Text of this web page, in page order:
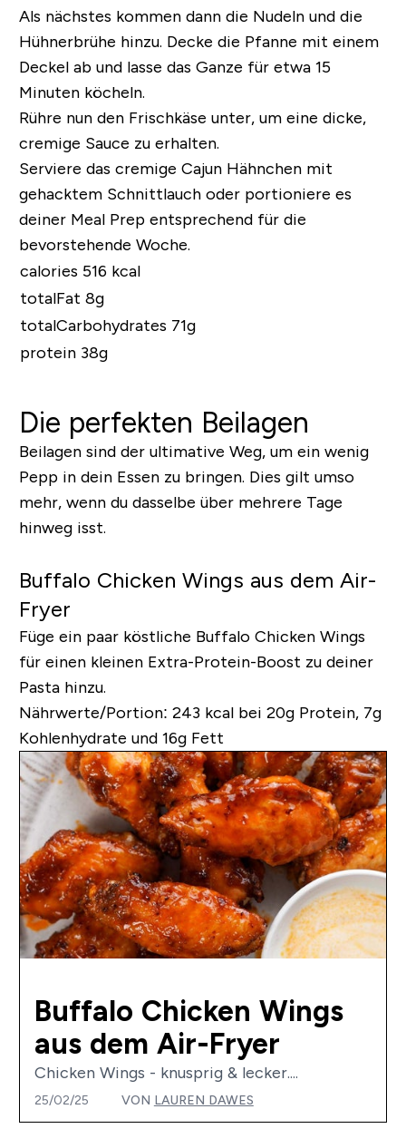
Als nächstes kommen dann die Nudeln und die
Hühnerbrühe hinzu. Decke die Pfanne mit einem
Deckel ab und lasse das Ganze für etwa 15
Minuten köcheln.
Rühre nun den Frischkäse unter, um eine dicke,
cremige Sauce zu erhalten.
Serviere das cremige Cajun Hähnchen mit
gehacktem Schnittlauch oder portioniere es
deiner Meal Prep entsprechend für die
bevorstehende Woche.
calories 516 kcal
totalFat 8g
totalCarbohydrates 71g
protein 38g
Die perfekten Beilagen
Beilagen sind der ultimative Weg, um ein wenig
Pepp in dein Essen zu bringen. Dies gilt umso
mehr, wenn du dasselbe über mehrere Tage
hinweg isst.
Buffalo Chicken Wings aus dem Air-
Fryer
Füge ein paar köstliche Buffalo Chicken Wings
für einen kleinen Extra-Protein-Boost zu deiner
Pasta hinzu.
Nährwerte/Portion: 243 kcal bei 20g Protein, 7g
Kohlenhydrate und 16g Fett
Buffalo Chicken Wings
aus dem Air-Fryer
Chicken Wings - knusprig & lecker....
25/02/25 VON LAUREN DAWES